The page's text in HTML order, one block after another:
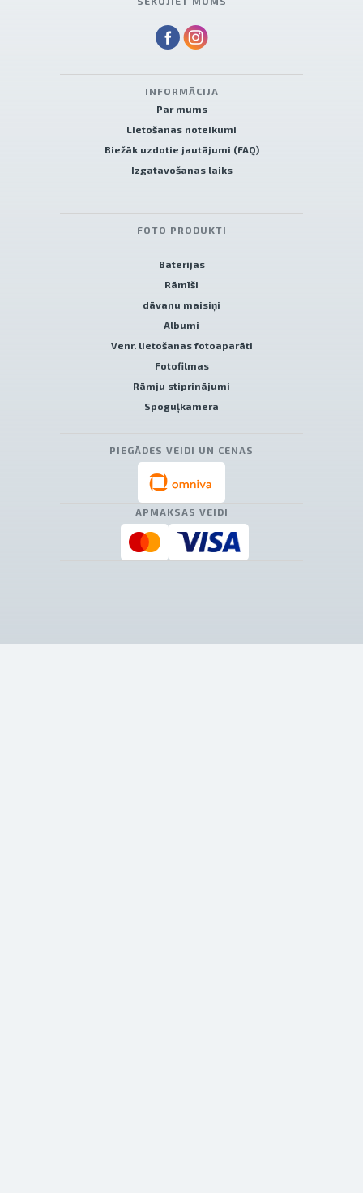
INFORMĀCIJA
Par mums
Lietošanas noteikumi
Biežāk uzdotie jautājumi (FAQ)
Izgatavošanas laiks
FOTO PRODUKTI
Baterijas
Rāmīši
dāvanu maisiņi
Albumi
Venr. lietošanas fotoaparāti
Fotofilmas
Rāmju stiprinājumi
Spoguļkamera
PIEGĀDES VEIDI UN CENAS
APMAKSAS VEIDI